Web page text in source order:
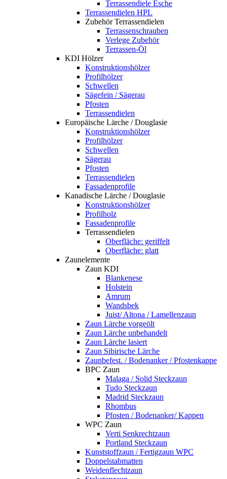
Terrassendiele Esche
Terrassendielen HPL
Zubehör Terrassendielen
Terrassenschrauben
Verlege Zubehör
Terrassen-Öl
KDI Hölzer
Konstruktionshölzer
Profilhölzer
Schwellen
Sägefein / Sägerau
Pfosten
Terrassendielen
Europäische Lärche / Douglasie
Konstruktionshölzer
Profilhölzer
Schwellen
Sägerau
Pfosten
Terrassendielen
Fassadenprofile
Kanadische Lärche / Douglasie
Konstruktionshölzer
Profilholz
Fassadenprofile
Terrassendielen
Oberfläche: geriffelt
Oberfläche: glatt
Zaunelemente
Zaun KDI
Blankenese
Holstein
Amrum
Wandsbek
Juist/ Altona / Lamellenzaun
Zaun Lärche vorgeölt
Zaun Lärche unbehandelt
Zaun Lärche lasiert
Zaun Sibirische Lärche
Zaunbefest. / Bodenanker / Pfostenkappe
BPC Zaun
Malaga / Solid Steckzaun
Tudo Steckzaun
Madrid Steckzaun
Rhombus
Pfosten / Bodenanker/ Kappen
WPC Zaun
Verti Senkrechtzaun
Portland Steckzaun
Kunststoffzaun / Fertigzaun WPC
Doppelstabmatten
Weidenflechtzaun